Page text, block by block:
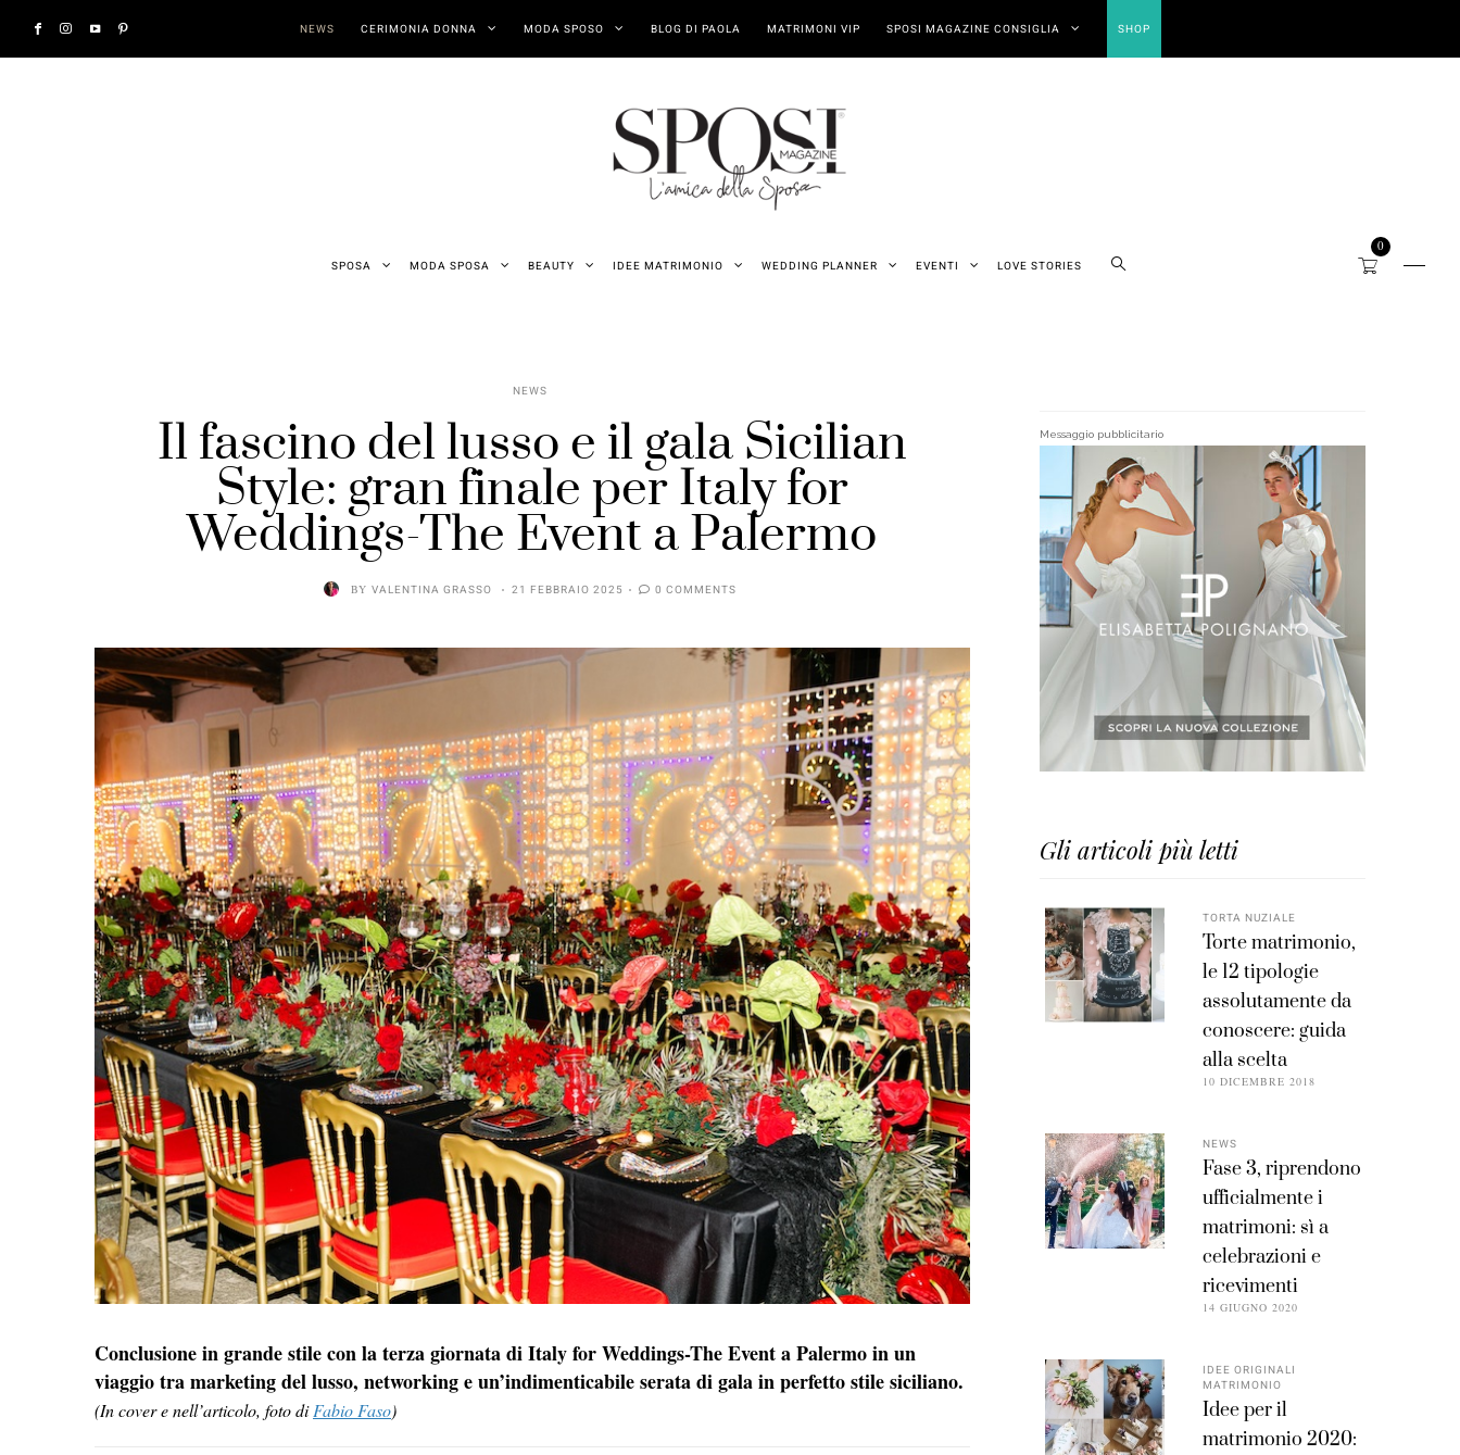
NEWS CERIMONIA DONNA MODA SPOSO BLOG DI PAOLA MATRIMONI VIP SPOSI MAGAZINE CONSIGLIA SHOP
SPOSA MODA SPOSA BEAUTY IDEE MATRIMONIO WEDDING PLANNER EVENTI LOVE STORIES
0
NEWS
Il fascino del lusso e il gala Sicilian
Style: gran finale per Italy for
Weddings-The Event a Palermo
BY VALENTINA GRASSO 21 FEBBRAIO 2025 0 COMMENTS
Conclusione in grande stile con la terza giornata di Italy for Weddings-The Event a Palermo in un
viaggio tra marketing del lusso, networking e un’indimenticabile serata di gala in perfetto stile siciliano.
(In cover e nell’articolo, foto diFabio Faso)
Messaggio pubblicitario
Gli articoli più letti
TORTA NUZIALE
Torte matrimonio,
le 12 tipologie
assolutamente da
conoscere: guida
alla scelta
10 DICEMBRE 2018
NEWS
Fase 3, riprendono
ufficialmente i
matrimoni: sì a
celebrazioni e
ricevimenti
14 GIUGNO 2020
IDEE ORIGINALI
MATRIMONIO
Idee per il
matrimonio 2020: